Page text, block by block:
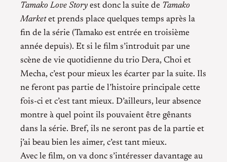
Tamako Love Story est donc la suite de Tamako
Marketet prends place quelques temps après la
fin de la série (Tamako est entrée en troisième
année depuis). Et si le film s’introduit par une
scène de vie quotidienne du trio Dera, Choi et
Mecha, c’est pour mieux les écarter par la suite. Ils
ne feront pas partie de l’histoire principale cette
fois-ci et c’est tant mieux. D’ailleurs, leur absence
montre à quel point ils pouvaient être gênants
dans la série. Bref, ils ne seront pas de la partie et
j’ai beau bien les aimer, c’est tant mieux.
Avec le film, on va donc s’intéresser davantage au